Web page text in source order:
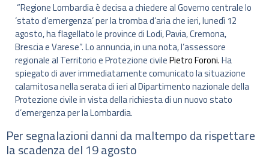
“Regione Lombardia è decisa a chiedere al Governo centrale lo
‘stato d’emergenza’ per la tromba d’aria che ieri, lunedì 12
agosto, ha flagellato le province di Lodi, Pavia, Cremona,
Brescia e Varese”. Lo annuncia, in una nota, l’assessore
regionale al Territorio e Protezione civilePietro Foroni.Ha
spiegato di aver immediatamente comunicato la situazione
calamitosa nella serata di ieri al Dipartimento nazionale della
Protezione civile in vista della richiesta di un nuovo stato
d’emergenza per la Lombardia.
Per segnalazioni danni da maltempo da rispettare
la scadenza del 19 agosto